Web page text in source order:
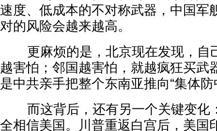
速度、低成本的不对称武器，中国军
对的风险会越来越高。
更麻烦的是，北京现在发现，自
越害怕；邻国越害怕，就越疯狂买武
是中共亲手把整个东南亚推向“集体防
而这背后，还有另一个关键变化
全相信美国。川普重返白宫后，美国